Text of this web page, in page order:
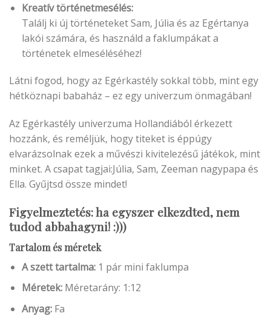
Kreatív történetmesélés:
Találj ki új történeteket Sam, Júlia és az Egértanya
lakói számára, és használd a faklumpákat a
történetek elmeséléséhez!
Látni fogod, hogy az Egérkastély sokkal több, mint egy
hétköznapi babaház – ez egy univerzum önmagában!
Az Egérkastély univerzuma Hollandiából érkezett
hozzánk, és reméljük, hogy titeket is éppúgy
elvarázsolnak ezek a művészi kivitelezésű játékok, mint
minket. A csapat tagjai:Júlia, Sam, Zeeman nagypapa és
Ella. Gyűjtsd össze mindet!
Figyelmeztetés: ha egyszer elkezdted, nem
tudod abbahagyni! :)))
Tartalom és méretek
A szett tartalma: 1 pár mini faklumpa
Méretek: Méretarány: 1:12
Anyag:Fa